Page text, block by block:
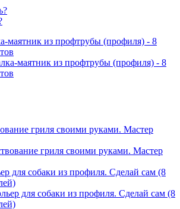
маятник из профтрубы (профиля) - 8
гриля своими руками. Мастер
для собаки из профиля. Сделай сам (8